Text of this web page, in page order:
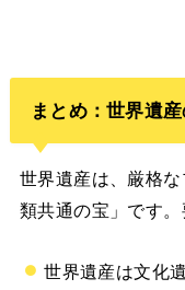
まとめ：世界遺
世界遺産は、厳格
類共通の宝」です。
世界遺産は文化